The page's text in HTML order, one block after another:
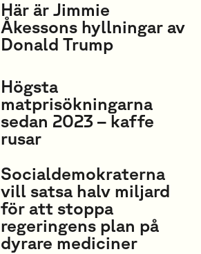
Här är Jimmie
Åkessons hyllningar av
Donald Trump
Högsta
matprisökningarna
sedan 2023 – kaffe
rusar
Socialdemokraterna
vill satsa halv miljard
för att stoppa
regeringens plan på
dyrare mediciner